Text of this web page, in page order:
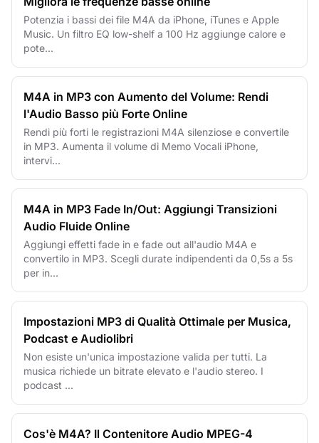
Potenzia i bassi dei file M4A da iPhone, iTunes e Apple
Music. Un filtro EQ low-shelf a 100 Hz aggiunge calore e
pote...
M4A in MP3 con Aumento del Volume: Rendi
l'Audio Basso più Forte Online
Rendi più forti le registrazioni M4A silenziose e convertile
in MP3. Aumenta il volume di Memo Vocali iPhone,
intervi...
M4A in MP3 Fade In/Out: Aggiungi Transizioni
Audio Fluide Online
Aggiungi effetti fade in e fade out all'audio M4A e
convertilo in MP3. Scegli durate indipendenti da 0,5s a 5s
per in...
Impostazioni MP3 di Qualità Ottimale per Musica,
Podcast e Audiolibri
Non esiste un'unica impostazione valida per tutti. La
musica richiede un bitrate elevato e l'audio stereo. I
podcast ...
Cos'è M4A? Il Contenitore Audio MPEG-4